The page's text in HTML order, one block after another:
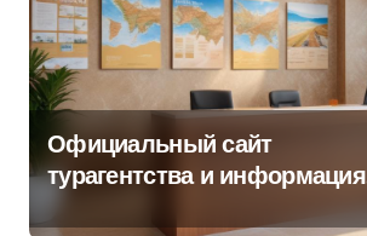
Официальный сайт
турагентства и информация